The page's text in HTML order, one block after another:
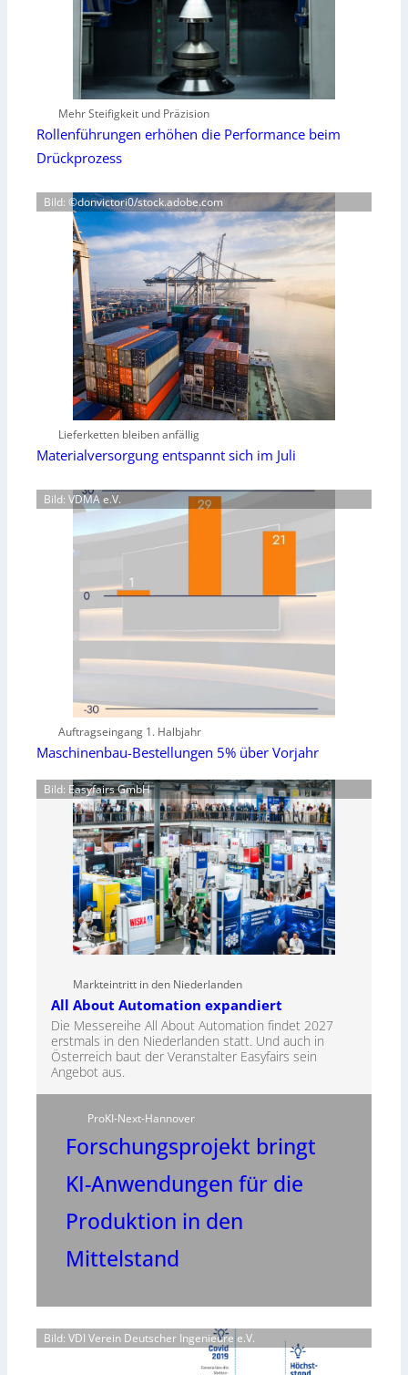
Mehr Steifigkeit und Präzision
Rollenführungen erhöhen die Performance beim
Drückprozess
Bild: ©donvictori0/stock.adobe.com
Lieferketten bleiben anfällig
Materialversorgung entspannt sich im Juli
Bild: VDMA e.V.
Auftragseingang 1. Halbjahr
Maschinenbau-Bestellungen 5% über Vorjahr
Bild: Easyfairs GmbH
Markteintritt in den Niederlanden
All About Automation expandiert
Die Messereihe All About Automation findet 2027
erstmals in den Niederlanden statt. Und auch in
Österreich baut der Veranstalter Easyfairs sein
Angebot aus.
ProKI-Next-Hannover
Forschungsprojekt bringt
KI-Anwendungen für die
Produktion in den
Mittelstand
Bild: VDI Verein Deutscher Ingenieure e.V.